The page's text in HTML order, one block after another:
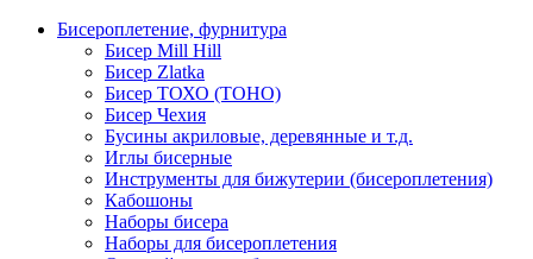
Бисероплетение, фурнитура
Бисер Mill Hill
Бисер Zlatka
Бисер ТОХО (TOHO)
Бисер Чехия
Бусины акриловые, деревянные и т.д.
Иглы бисерные
Инструменты для бижутерии (бисероплетения)
Кабошоны
Наборы бисера
Наборы для бисероплетения